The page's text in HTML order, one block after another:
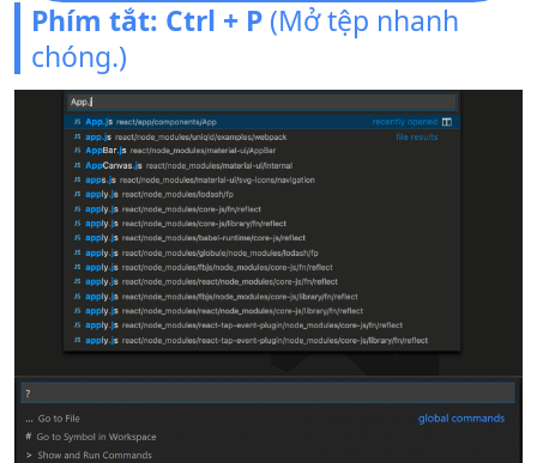
Phím tắt: Ctrl + P (Mở tệp nhanh
chóng.)